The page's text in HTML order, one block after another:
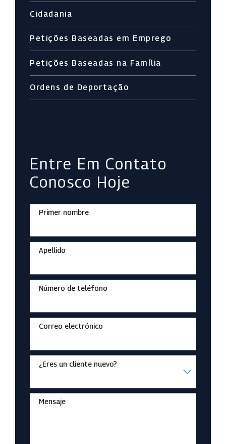
Cidadania
Petições Baseadas em Emprego
Petições Baseadas na Família
Ordens de Deportação
Entre Em Contato
Conosco Hoje
Primer nombre
Apellido
Número de teléfono
Correo electrónico
¿Eres un cliente nuevo?
Mensaje